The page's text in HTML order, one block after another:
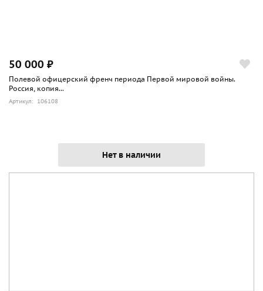
50 000 ₽
Полевой офицерский френч периода Первой мировой войны.
Россия, копия...
Артикул: 106108
Нет в наличии